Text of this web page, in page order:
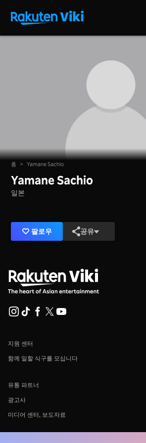
홈 > Yamane Sachio
Yamane Sachio
일본
팔로우 공유
지원 센터
함께 일할 식구를 모십니다
유통 파트너
광고사
미디어 센터, 보도자료